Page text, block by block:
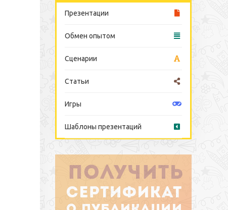
Презентации
Обмен опытом
Сценарии
Статьи
Игры
Шаблоны презентаций